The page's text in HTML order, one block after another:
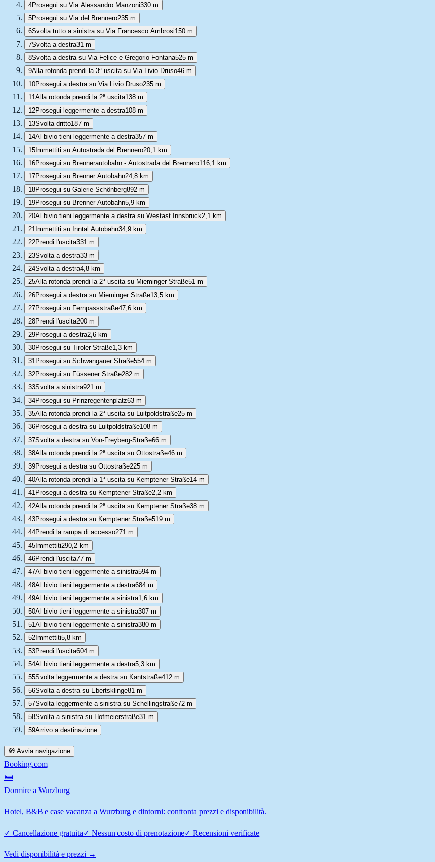
4Prosegui su Via Alessandro Manzoni330 m
5Prosegui su Via del Brennero235 m
6Svolta tutto a sinistra su Via Francesco Ambrosi150 m
7Svolta a destra31 m
8Svolta a destra su Via Felice e Gregorio Fontana525 m
9Alla rotonda prendi la 3ª uscita su Via Livio Druso46 m
10Prosegui a destra su Via Livio Druso235 m
11Alla rotonda prendi la 2ª uscita138 m
12Prosegui leggermente a destra108 m
13Svolta dritto187 m
14Al bivio tieni leggermente a destra357 m
15Immettiti su Autostrada del Brennero20,1 km
16Prosegui su Brennerautobahn - Autostrada del Brennero116,1 km
17Prosegui su Brenner Autobahn24,8 km
18Prosegui su Galerie Schönberg892 m
19Prosegui su Brenner Autobahn5,9 km
20Al bivio tieni leggermente a destra su Westast Innsbruck2,1 km
21 Immettiti su Inntal Autobahn34,9 km
22Prendi l'uscita331 m
23Svolta a destra33 m
24Svolta a destra4,8 km
25Alla rotonda prendi la 2ª uscita su Mieminger Straße51 m
26Prosegui a destra su Mieminger Straße13,5 km
27Prosegui su Fernpassstraße47,6 km
28Prendi l'uscita200 m
29Prosegui a destra2,6 km
30Prosegui su Tiroler Straße1,3 km
31 Prosegui su Schwangauer Straße554 m
32Prosegui su Füssener Straße282 m
33Svolta a sinistra921 m
34Prosegui su Prinzregentenplatz63 m
35Alla rotonda prendi la 2ª uscita su Luitpoldstraße25 m
36Prosegui a destra su Luitpoldstraße108 m
37Svolta a destra su Von-Freyberg-Straße66 m
38Alla rotonda prendi la 2ª uscita su Ottostraße46 m
39Prosegui a destra su Ottostraße225 m
40Alla rotonda prendi la 1ª uscita su Kemptener Straße14 m
41 Prosegui a destra su Kemptener Straße2,2 km
42Alla rotonda prendi la 2ª uscita su Kemptener Straße38 m
43Prosegui a destra su Kemptener Straße519 m
44Prendi la rampa di accesso271 m
45Immettiti290,2 km
46Prendi l'uscita77 m
47Al bivio tieni leggermente a sinistra594 m
48Al bivio tieni leggermente a destra684 m
49Al bivio tieni leggermente a sinistra1,6 km
50Al bivio tieni leggermente a sinistra307 m
51Al bivio tieni leggermente a sinistra380 m
52Immettiti5,8 km
53Prendi l'uscita604 m
54Al bivio tieni leggermente a destra5,3 km
55Svolta leggermente a destra su Kantstraße412 m
56Svolta a destra su Ebertsklinge81 m
57Svolta leggermente a sinistra su Schellingstraße72 m
58Svolta a sinistra su Hofmeierstraße31 m
59Arrivo a destinazione
🧭 Avvia navigazione
Booking.com
🛏️
Dormire a Wurzburg
Hotel, B&B e case vacanza a Wurzburg e dintorni: confronta prezzi e disponibilità.
✓ Cancellazione gratuita✓ Nessun costo di prenotazione✓Recensioni verificate
Vedi disponibilità e prezzi →